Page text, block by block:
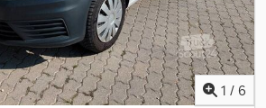
Za više informacija kontaktirajte ATS
1 / 6